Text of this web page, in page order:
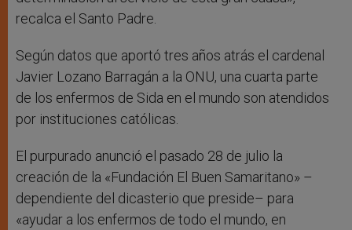
recalca el Santo Padre.
Según datos que aportó tres años atrás el cardenal
Javier Lozano Barragán a la ONU, una cuarta parte
de los enfermos de Sida en el mundo son atendidos
por instituciones católicas.
El purpurado anunció el pasado 28 de julio la
creación de la «Fundación El Buen Samaritano» –
dependiente del dicasterio que preside– para
«ayudar a los enfermos de todo el mundo, en